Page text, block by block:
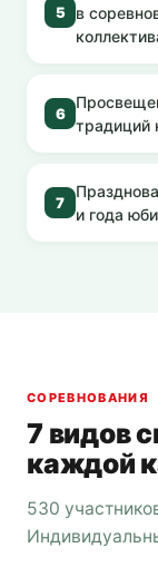
5
в
6
традиций
7
и года
СОРЕВНОВАНИЯ
7 видов
каждой
530